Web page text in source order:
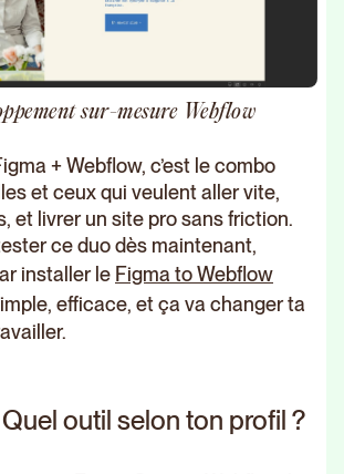
sur-mesure Webflow
+ Webflow, c’est le combo
et ceux qui veulent aller vite,
et livrer un site pro sans friction.
ce duo dès maintenant,
installer le Figma to Webflow
efficace, et ça va changer ta
outil selon ton profil ?